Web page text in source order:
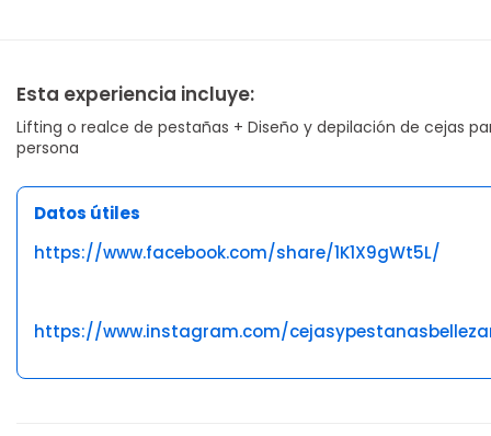
Esta experiencia incluye:
Lifting o realce de pestañas + Diseño y depilación de cejas
persona
Datos útiles
https://www.facebook.com/share/1K1X9gWt5L/
https://www.instagram.com/